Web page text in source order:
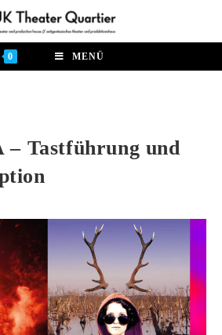
0 MENÜ
– Tastführung und